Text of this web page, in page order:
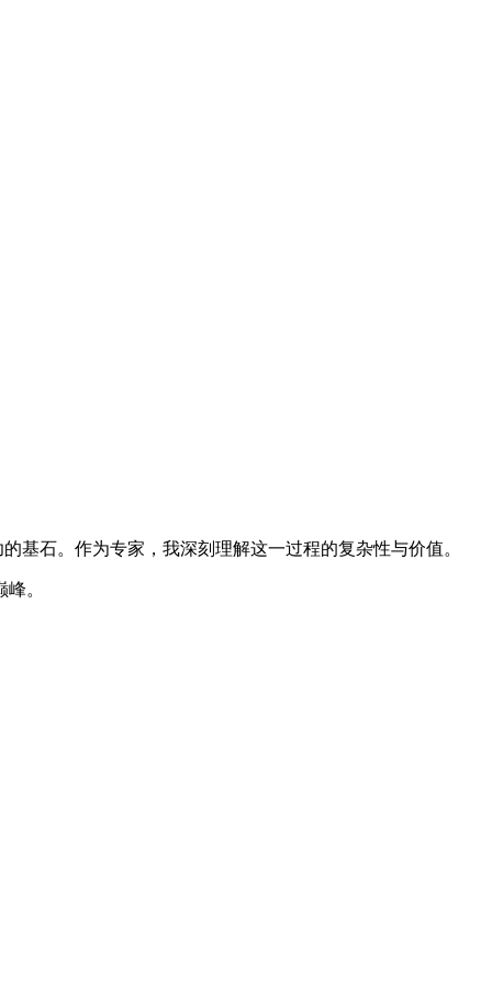
基石。作为专家，我深刻理解这一过程的复杂性与价值。
。